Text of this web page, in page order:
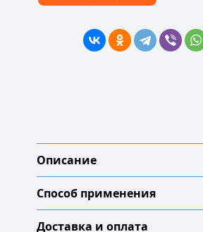
Описание
Способ применения
Доставка и оплата